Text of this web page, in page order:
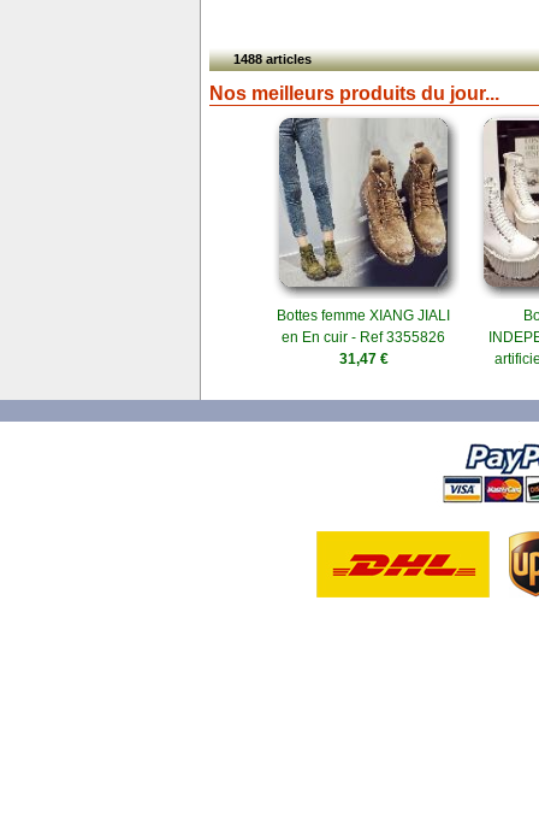
1488 articles
Nos meilleurs produits du jour...
Bottes femme XIANG JIALI
en En cuir - Ref 3355826
31,47 €